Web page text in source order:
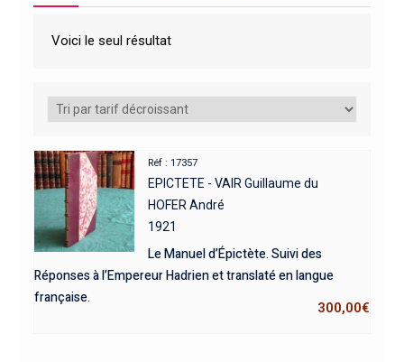
Voici le seul résultat
Réf : 17357
EPICTETE - VAIR Guillaume du
HOFER André
1921
Le Manuel d’Épictète. Suivi des
Réponses à l’Empereur Hadrien et translaté en langue
française.
300,00€